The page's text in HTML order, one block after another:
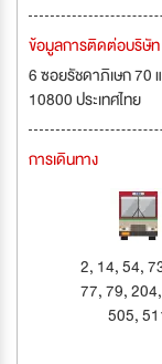
ข้อมูลการติดต่อบริษัท
6 ซอยรัชดาภิเษก 70
10800 ประเทศไทย
การเดินทาง
2, 14, 54,
77, 79,
505,